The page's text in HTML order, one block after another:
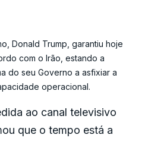
de refinação, a Europa
do seu abastecimento
naquela rota fez com
e muitas companhias
Donald Trump, garantiu hoje
com o Irão, estando a
do seu Governo a asfixiar a
operacional.
ao canal televisivo
que o tempo está a